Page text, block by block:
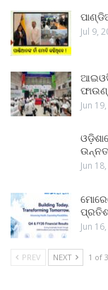
Jul 9,
Jun
Jun
Jun
PREV NEXT 1 of